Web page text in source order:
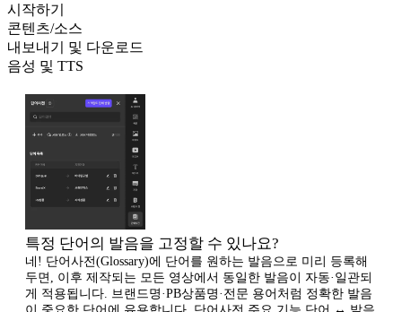
시작하기
콘텐츠/소스
내보내기 및 다운로드
음성 및 TTS
특정 단어의 발음을 고정할 수 있나요?
네! 단어사전(Glossary)에 단어를 원하는 발음으로 미리 등록해
두면, 이후 제작되는 모든 영상에서 동일한 발음이 자동·일관되
게 적용됩니다. 브랜드명·PB상품명·전문 용어처럼 정확한 발음